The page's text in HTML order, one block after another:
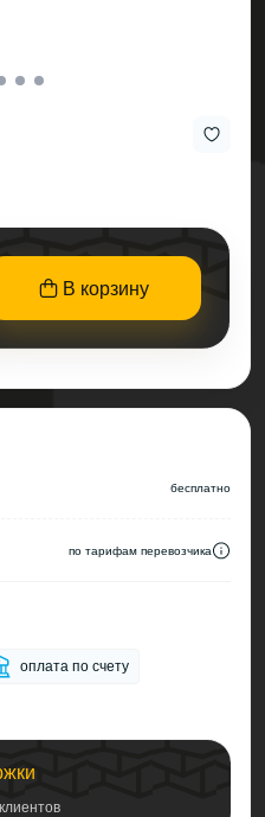
В корзину
беcплатно
по тарифам перевозчика
оплата по счету